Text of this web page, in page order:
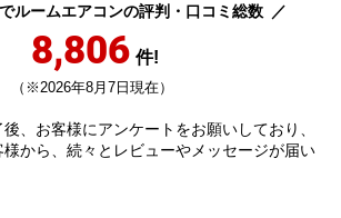
ルームエアコンの評判・口コミ総数
8,806 件!
（※2026年8月7日現在）
、お客様にアンケートをお願いしており、
様から、続々とレビューやメッセージが届い